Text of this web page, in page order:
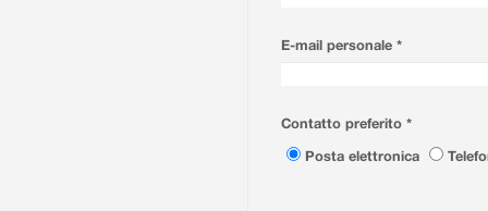
E-mail personale *
Contatto preferito *
Posta elettronica